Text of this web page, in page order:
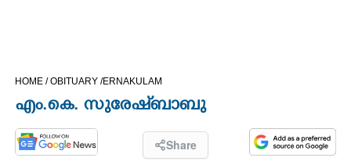
OPINION
HOME /OBITUARY /ERNAKULAM
എം.കെ. സുരേഷ്ബാബു
Share